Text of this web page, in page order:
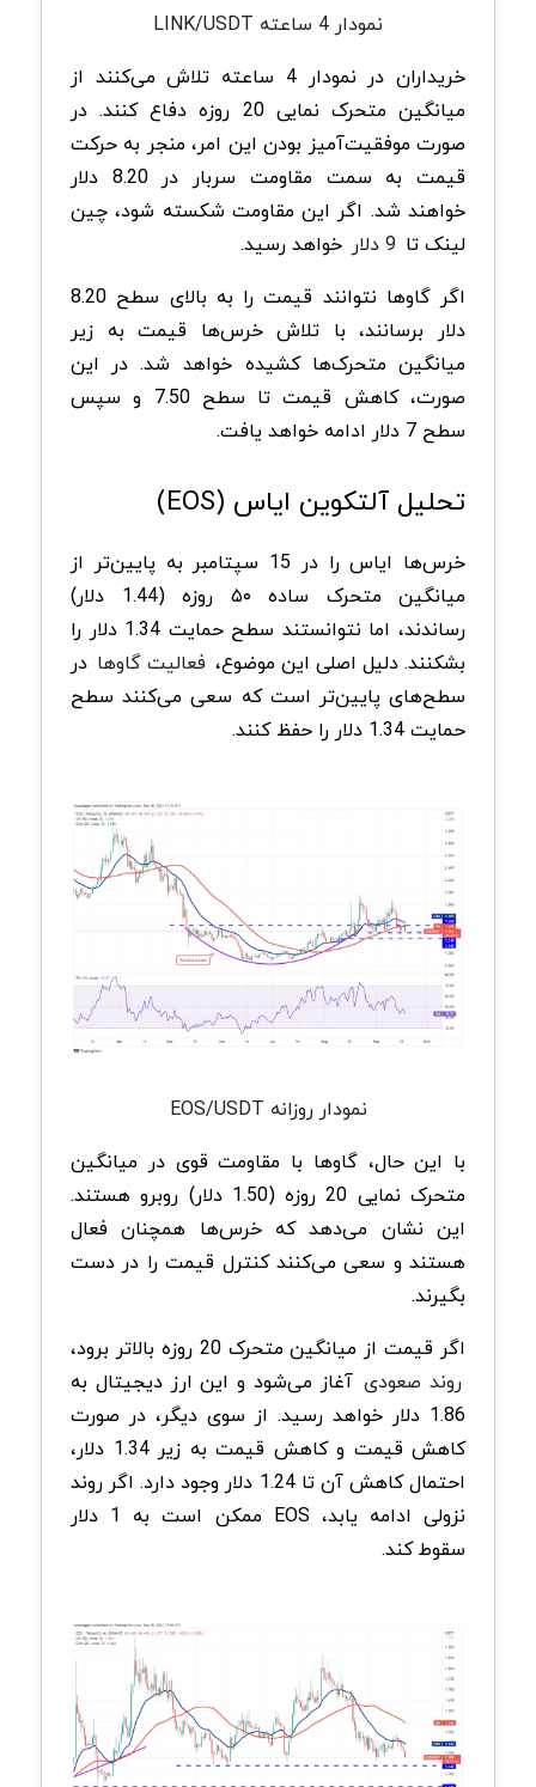
نمودار 4 ساعته LINK/USDT
خریداران در نمودار 4 ساعته تلاش می‌کنند از
میانگین متحرک نمایی 20 روزه دفاع کنند. در
صورت موفقیت‌آمیز بودن این امر، منجر به حرکت
قیمت به سمت مقاومت سربار در 8.20 دلار
خواهند شد. اگر این مقاومت شکسته شود، چین
لینک تا 9 دلار
خواهد رسید.
اگر گاوها نتوانند قیمت را به بالای سطح 8.20
دلار برسانند، با تلاش خرس‌ها قیمت به زیر
میانگین متحرک‌ها کشیده خواهد شد. در این
صورت، کاهش قیمت تا سطح 7.50 و سپس
سطح 7 دلار ادامه خواهد یافت.
تحلیل آلتکوین ایاس (EOS)
خرس‌ها ایاس را در 15 سپتامبر به پایین‌تر از
میانگین متحرک ساده ۵۰ روزه (1.44 دلار)
رساندند، اما نتوانستند سطح حمایت 1.34 دلار را
بشکنند. دلیل اصلی این موضوع، فعالیت گاوها در
سطح‌های پایین‌تر است که سعی می‌کنند سطح
حمایت 1.34 دلار را حفظ کنند.
نمودار روزانه EOS/USDT
با این حال، گاوها با مقاومت قوی در میانگین
متحرک نمایی 20 روزه (1.50 دلار) روبرو هستند.
این نشان می‌دهد که خرس‌ها همچنان فعال
هستند و سعی می‌کنند کنترل قیمت را در دست
بگیرند.
اگر قیمت از میانگین متحرک 20 روزه بالاتر برود،
روند صعودی آغاز می‌شود و این ارز دیجیتال به
1.86 دلار خواهد رسید. از سوی دیگر، در صورت
کاهش قیمت و کاهش قیمت به زیر 1.34 دلار،
احتمال کاهش آن تا 1.24 دلار وجود دارد. اگر روند
نزولی ادامه یابد، EOS ممکن است به 1 دلار
سقوط کند.